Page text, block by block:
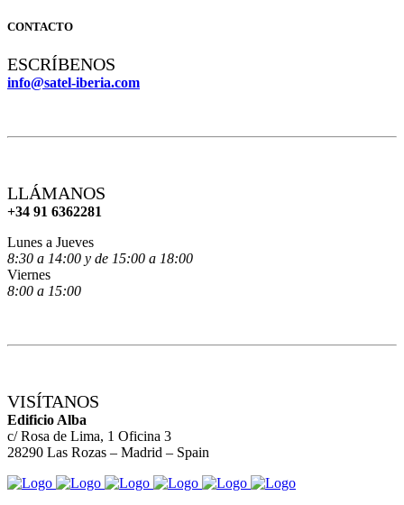
CONTACTO
ESCRÍBENOS
info@satel-iberia.com
LLÁMANOS
+34 91 6362281
Lunes a Jueves
8:30 a 14:00 y de 15:00 a 18:00
Viernes
8:00 a 15:00
VISÍTANOS
Edificio Alba
c/ Rosa de Lima, 1 Oficina 3
28290 Las Rozas – Madrid – Spain